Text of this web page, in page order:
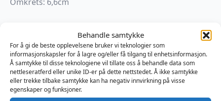
Behandle samtykke
For å gi de beste opplevelsene bruker vi teknologier som
informasjonskapsler for å lagre og/eller få tilgang til enhetsinformasjon.
Å samtykke til disse teknologiene vil tillate oss å behandle data som
nettleseratferd eller unike ID-er på dette nettstedet. Å ikke samtykke
eller trekke tilbake samtykke kan ha negativ innvirkning på visse
egenskaper og funksjoner.
All
Black
Karsten
Dildo
antall
Legg I Handlekurv
Produktnummer:MB775134
Kategorier:Dildo,PVC,Sexleketøy
Brand:All Black